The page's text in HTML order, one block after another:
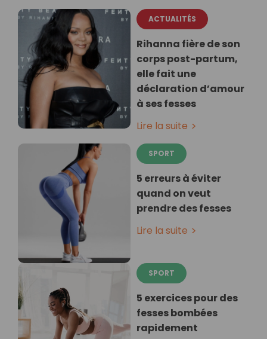
ACTUALITÉS
Rihanna fière de son
corps post-partum,
elle fait une
déclaration d’amour
à ses fesses
Lire la suite
SPORT
5 erreurs à éviter
quand on veut
prendre des fesses
Lire la suite
SPORT
5 exercices pour des
fesses bombées
rapidement